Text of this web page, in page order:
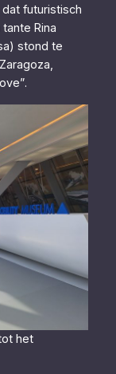
futuristisch
Rina
stond te
het